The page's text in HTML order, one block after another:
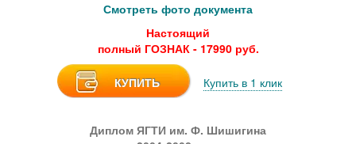
Смотреть фото документа
Настоящий
полный ГОЗНАК - 17990 руб.
КУПИТЬ Купить в 1 клик
Диплом ЯГТИ им. Ф. Шишигина